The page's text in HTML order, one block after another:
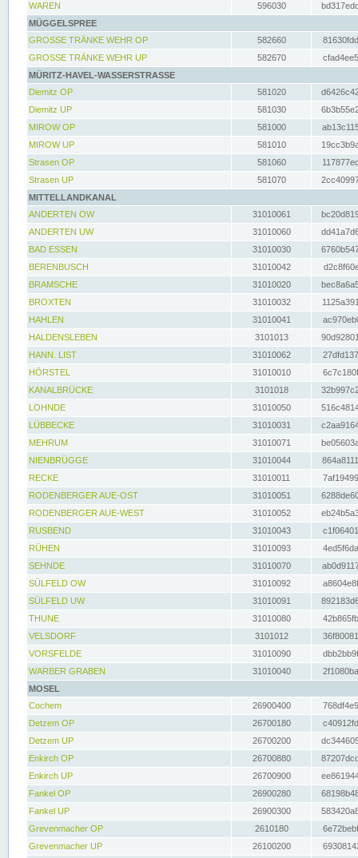
WAREN
596030
MÜGGELSPREE
GROSSE TRÄNKE WEHR OP
582660
GROSSE TRÄNKE WEHR UP
582670
MÜRITZ-HAVEL-WASSERSTRASSE
Diemitz OP
581020
Diemitz UP
581030
MIROW OP
581000
MIROW UP
581010
Strasen OP
581060
Strasen UP
581070
MITTELLANDKANAL
ANDERTEN OW
31010061
ANDERTEN UW
31010060
BAD ESSEN
31010030
BERENBUSCH
31010042
BRAMSCHE
31010020
BROXTEN
31010032
HAHLEN
31010041
HALDENSLEBEN
3101013
HANN. LIST
31010062
HÖRSTEL
31010010
KANALBRÜCKE
3101018
LOHNDE
31010050
LÜBBECKE
31010031
MEHRUM
31010071
NIENBRÜGGE
31010044
RECKE
31010011
RODENBERGER AUE-OST
31010051
RODENBERGER AUE-WEST
31010052
RUSBEND
31010043
RÜHEN
31010093
SEHNDE
31010070
SÜLFELD OW
31010092
SÜLFELD UW
31010091
THUNE
31010080
VELSDORF
3101012
VORSFELDE
31010090
WARBER GRABEN
31010040
MOSEL
Cochem
26900400
Detzem OP
26700180
Detzem UP
26700200
Enkirch OP
26700880
Enkirch UP
26700900
Fankel OP
26900280
Fankel UP
26900300
Grevenmacher OP
2610180
Grevenmacher UP
26100200